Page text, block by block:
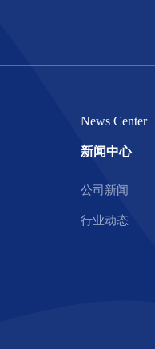
News Center
新闻中心
公司新闻
行业动态